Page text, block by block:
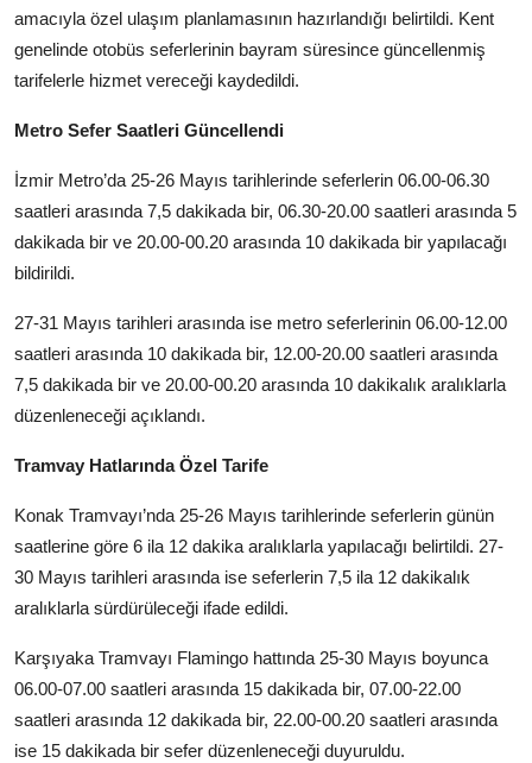
amacıyla özel ulaşım planlamasının hazırlandığı belirtildi. Kent
genelinde otobüs seferlerinin bayram süresince güncellenmiş
tarifelerle hizmet vereceği kaydedildi.
Metro Sefer Saatleri Güncellendi
İzmir Metro’da 25-26 Mayıs tarihlerinde seferlerin 06.00-06.30
saatleri arasında 7,5 dakikada bir, 06.30-20.00 saatleri arasında 5
dakikada bir ve 20.00-00.20 arasında 10 dakikada bir yapılacağı
bildirildi.
27-31 Mayıs tarihleri arasında ise metro seferlerinin 06.00-12.00
saatleri arasında 10 dakikada bir, 12.00-20.00 saatleri arasında
7,5 dakikada bir ve 20.00-00.20 arasında 10 dakikalık aralıklarla
düzenleneceği açıklandı.
Tramvay Hatlarında Özel Tarife
Konak Tramvayı’nda 25-26 Mayıs tarihlerinde seferlerin günün
saatlerine göre 6 ila 12 dakika aralıklarla yapılacağı belirtildi. 27-
30 Mayıs tarihleri arasında ise seferlerin 7,5 ila 12 dakikalık
aralıklarla sürdürüleceği ifade edildi.
Karşıyaka Tramvayı Flamingo hattında 25-30 Mayıs boyunca
06.00-07.00 saatleri arasında 15 dakikada bir, 07.00-22.00
saatleri arasında 12 dakikada bir, 22.00-00.20 saatleri arasında
ise 15 dakikada bir sefer düzenleneceği duyuruldu.